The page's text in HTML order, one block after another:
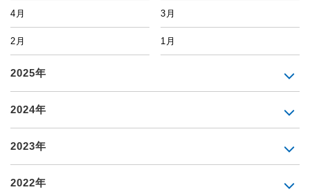
4月 3月
2月 1月
2025年
2024年
2023年
2022年